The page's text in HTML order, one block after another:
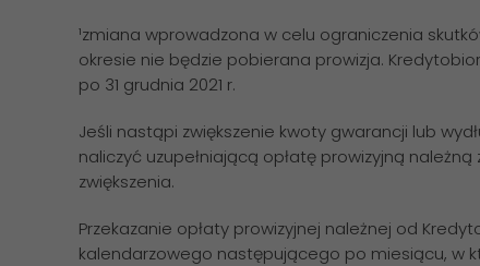
¹zmiana wprowadzona w celu ograniczenia
okresie nie będzie pobierana prowizja.
po 31 grudnia 2021 r.
Jeśli nastąpi zwiększenie kwoty gwarancji lub
naliczyć uzupełniającą opłatę prowizyjną
zwiększenia.
Przekazanie opłaty prowizyjnej należnej od
kalendarzowego następującego po miesiącu, w